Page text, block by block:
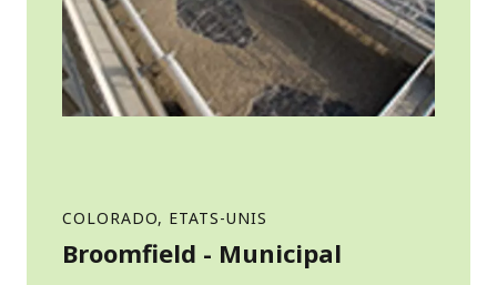
COLORADO, ETATS-UNIS
Broomfield - Municipal